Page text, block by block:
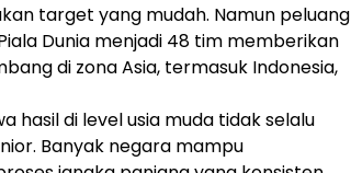
target yang mudah. Namun peluang
Dunia menjadi 48 tim memberikan
di zona Asia, termasuk Indonesia,
hasil di level usia muda tidak selalu
Banyak negara mampu